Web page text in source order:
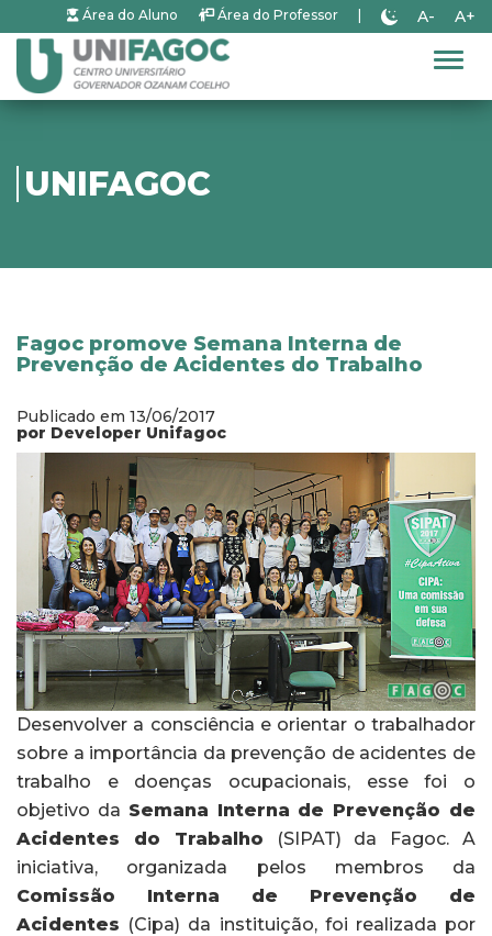
Área do Aluno Área do Professor A- A+
UNIFAGOC
Fagoc promove Semana Interna de
Prevenção de Acidentes do Trabalho
Publicado em 13/06/2017
por Developer Unifagoc
Desenvolver a consciência e orientar o trabalhador
sobre a importância da prevenção de acidentes de
trabalho e doenças ocupacionais, esse foi o
objetivo da Semana Interna de Prevenção de
Acidentes do Trabalho (SIPAT) da Fagoc. A
iniciativa, organizada pelos membros da
Comissão Interna de Prevenção de
Acidentes (Cipa) da instituição, foi realizada por